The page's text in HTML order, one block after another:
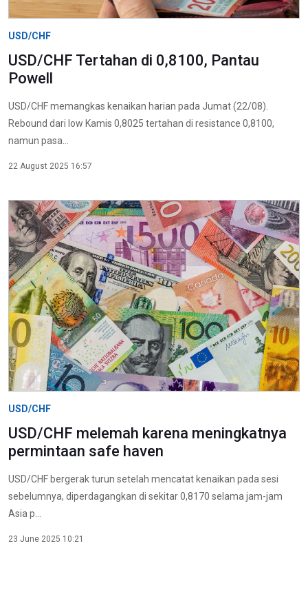
USD/CHF
USD/CHF Tertahan di 0,8100, Pantau
Powell
USD/CHF memangkas kenaikan harian pada Jumat (22/08).
Rebound dari low Kamis 0,8025 tertahan di resistance 0,8100,
namun pasa...
22 August 2025 16:57
USD/CHF
USD/CHF melemah karena meningkatnya
permintaan safe haven
USD/CHF bergerak turun setelah mencatat kenaikan pada sesi
sebelumnya, diperdagangkan di sekitar 0,8170 selama jam-jam
Asia p...
23 June 2025 10:21